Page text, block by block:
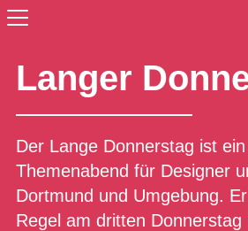
Langer
Der Lange Donnerstag ist
Themenabend für Designer
Dortmund und Umgebung.
Regel am dritten